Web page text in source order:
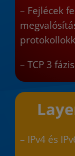
– Fejlécek
– TCP 3
– IPv4 és